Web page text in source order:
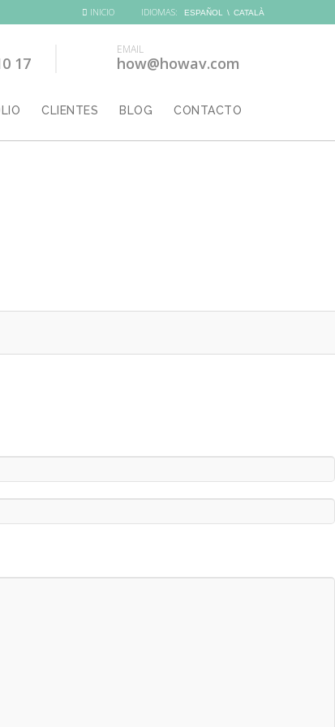
INICIO IDIOMAS: ESPAÑOL CATALÀ
17
EMAIL
how@howav.com
CLIENTES BLOG CONTACTO